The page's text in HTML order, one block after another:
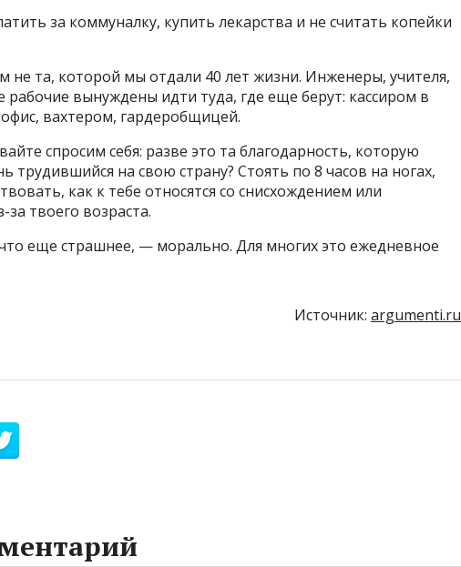
за коммуналку, купить лекарства и не считать копейки
не та, которой мы отдали 40 лет жизни. Инженеры, учителя,
вынуждены идти туда, где еще берут: кассиром в
вахтером, гардеробщицей.
спросим себя: разве это та благодарность, которую
трудившийся на свою страну? Стоять по 8 часов на ногах,
как к тебе относятся со снисхождением или
твоего возраста.
еще страшнее, — морально. Для многих это ежедневное
Источник: argumenti.ru